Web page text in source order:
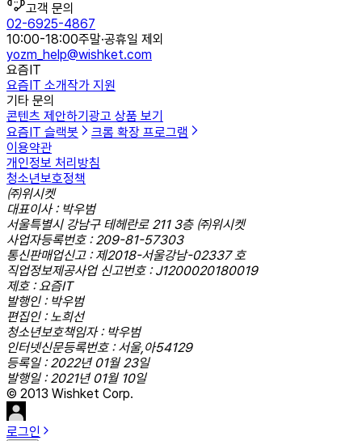
고객 문의
02-6925-4867
10:00-18:00주말·공휴일 제외
yozm_help@wishket.com
요즘IT
요즘IT 소개작가 지원
기타 문의
콘텐츠 제안하기 광고 상품 보기
요즘IT 슬랙봇
크롬 확장 프로그램
이용약관
개인정보 처리방침
청소년보호정책
㈜위시켓
대표이사 : 박우범
서울특별시 강남구 테헤란로 211 3층 ㈜위시켓
사업자등록번호 : 209-81-57303
통신판매업신고 : 제2018-서울강남-02337 호
직업정보제공사업 신고번호 : J1200020180019
제호 : 요즘IT
발행인 : 박우범
편집인 : 노희선
청소년보호책임자 : 박우범
인터넷신문등록번호 : 서울,아54129
등록일 : 2022년 01월 23일
발행일 : 2021년 01월 10일
© 2013 Wishket Corp.
로그인